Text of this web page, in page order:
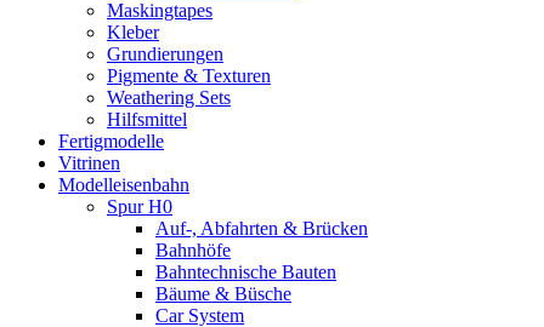
Maskingtapes
Kleber
Grundierungen
Pigmente & Texturen
Weathering Sets
Hilfsmittel
Fertigmodelle
Vitrinen
Modelleisenbahn
Spur H0
Auf-, Abfahrten & Brücken
Bahnhöfe
Bahntechnische Bauten
Bäume & Büsche
Car System